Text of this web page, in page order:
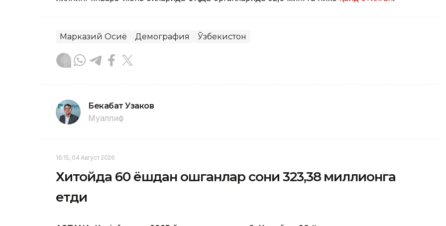
Марказий Осиё Демография Ўзбекистон
Бекабат Узаков
Муаллиф
16:15, 04 Август 2026
Хитойда 60 ёшдан ошганлар сони 323,38 миллионга
етди